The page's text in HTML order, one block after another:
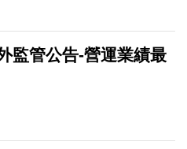
監管公告-營運業績最